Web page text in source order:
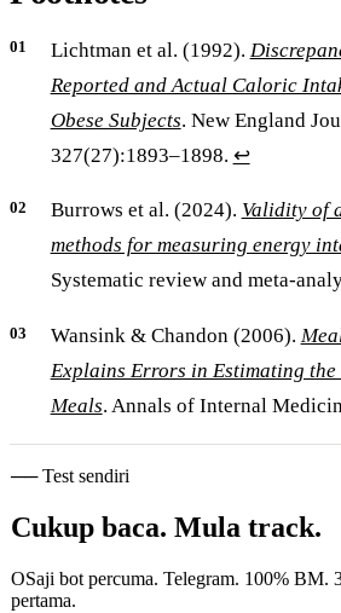
Lichtman et al. (1992).
Reported and Actual Caloric
Obese Subjects. New England
327(27):1893–1898. ↩
Burrows et al. (2024). Validity of
methods for measuring energy
Systematic review and meta-
Wansink & Chandon (2006).
Explains Errors in Estimating
Meals. Annals of Internal
── Test sendiri
Cukup baca. Mula track.
OSaji bot percuma. Telegram. 100% BM.
pertama.